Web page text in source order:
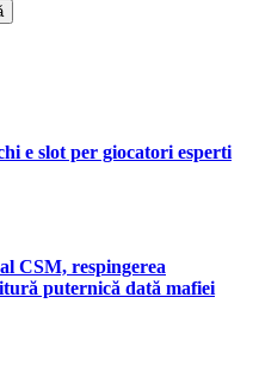
e slot per giocatori esperti
CSM, respingerea
puternică dată mafiei